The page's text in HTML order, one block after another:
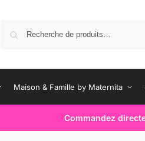
Maison & Famille by Maternita
Commandez